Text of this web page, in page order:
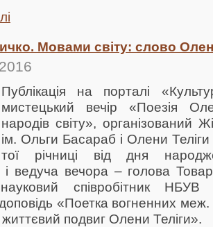
Мовами світу: слово
Публікація на порталі
мистецький вечір «Поезія
народів світу», організований
ім. Ольги Басараб і Олени
тої річниці від дня
і ведуча вечора – голова
співробітник
«Поетка вогненних
життєвий подвиг Олени Теліги».